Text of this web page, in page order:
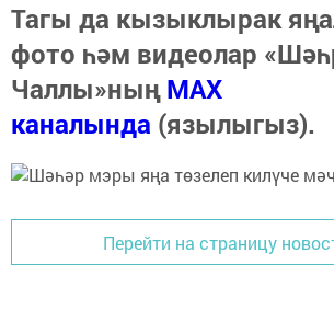
Тагы да кызыклырак
фото һәм видеолар
Чаллы»ныңMAX
каналында (язылыгыз).
Перейти на страницу